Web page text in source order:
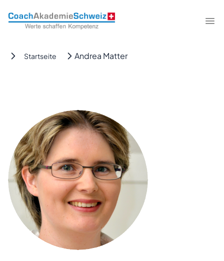
CoachAkademieSchweiz
Startseite Andrea Matter